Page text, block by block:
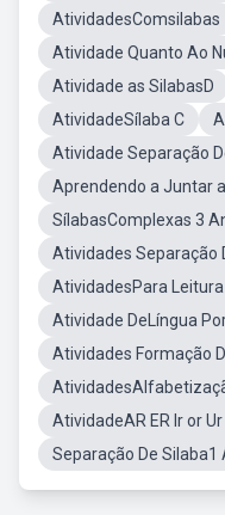
AtividadesComsilabas
Atividade Quanto Ao
Atividade as SilabasD
AtividadeSílaba C
Atividade Separação
Aprendendo a Juntar
SílabasComplexas 3
Atividades Separação
AtividadesPara
Atividade DeLíngua
Atividades Formação
AtividadeAR ER Ir or
Separação De Silaba1